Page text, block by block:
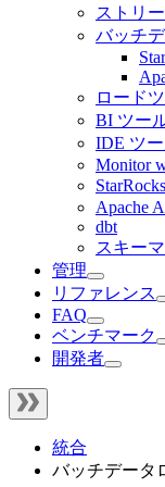
ストリ
バッチ
ロード
BI ツー
IDE ツ
Monitor
Apache
dbt
スキー
管理
リファレンス
FAQ
ベンチマーク
開発者
統合
バッチデータ